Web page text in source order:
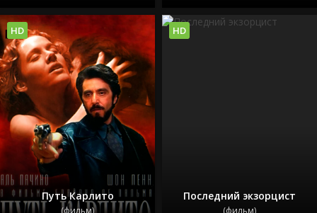
Путь Карлито
(фильм)
HD
Последний экзорцист
(фильм)
HD